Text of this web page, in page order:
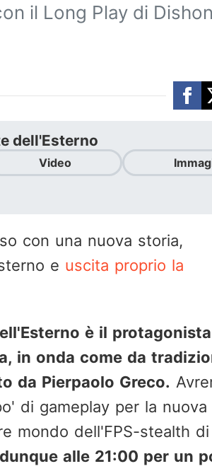
il Long Play di
dell'Esterno
Video
con una nuova storia,
e uscita proprio la
è il
in onda come da
da Pierpaolo Greco.
di gameplay per la nuova
mondo dell'FPS-stealth di
alle 21:00 per un